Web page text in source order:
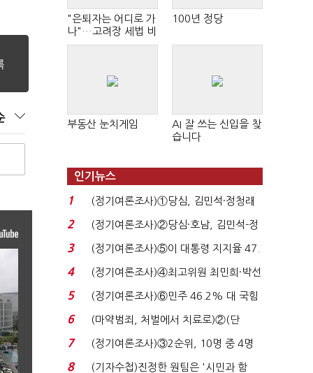
"은퇴자는 어디로 가
나"…고려장 세법 비
판 확산
100년 정당
부동산 눈치게임
AI 잘 쓰는 신입을 찾
습니다
인기뉴스
1
(정기여론조사)①당심, 김민석·정청래
'초접전'…대통령 ...
2
(정기여론조사)②당심·호남, 김민석-정
청래 '초접전'...
3
(정기여론조사)⑤이 대통령 지지율 47.
7%…일주일 만에 ...
4
(정기여론조사)④최고위원 최민희·박선
원 '양강'…서미...
5
(정기여론조사)⑥민주 46.2% 대 국힘
31.0%…오차범위 밖 ...
6
(마약범죄, 처벌에서 치료로)②(단
독)"마약은 전염병…여성...
7
(정기여론조사)③2순위, 10명 중 4명
'송영길'…정청래 '한 ...
8
(기자수첩)진정한 원팀은 '시민과 함